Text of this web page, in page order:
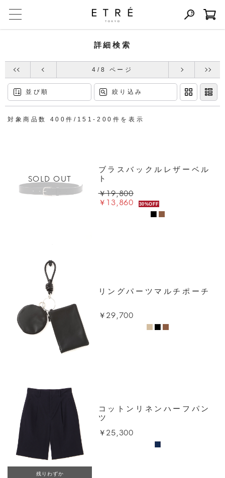
詳細検索
4/8 ページ
並び順 絞り込み
対象商品数 400件/151-200件を表示
SOLD OUT
ブラスバックルレザーベル
ト
￥19,800
￥13,860 30%OFF
リングパーツマルチポーチ
￥29,700
残りわずか
コットンリネンハーフパン
ツ
￥25,300